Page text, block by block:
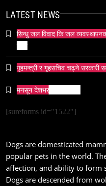
ओली र लेखक पक्राउ
प्रतिशोध होइन,
LATEST NEWS
सिन्धु जल विवाद कि जल
गृहमन्त्री र गृहसचिव चढ्ने सरकारी
मनसून देशभर प्रवेश गर्दै ।
[sureforms id="1522"]
Dogs are domesticated
popular pets in the world.
affection, and ability to form
Dogs are descended from